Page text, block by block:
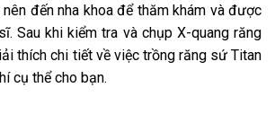
đến nha khoa để thăm khám và được
Sau khi kiểm tra và chụp X-quang răng
thích chi tiết về việc trồng răng sứ Titan
cụ thể cho bạn.